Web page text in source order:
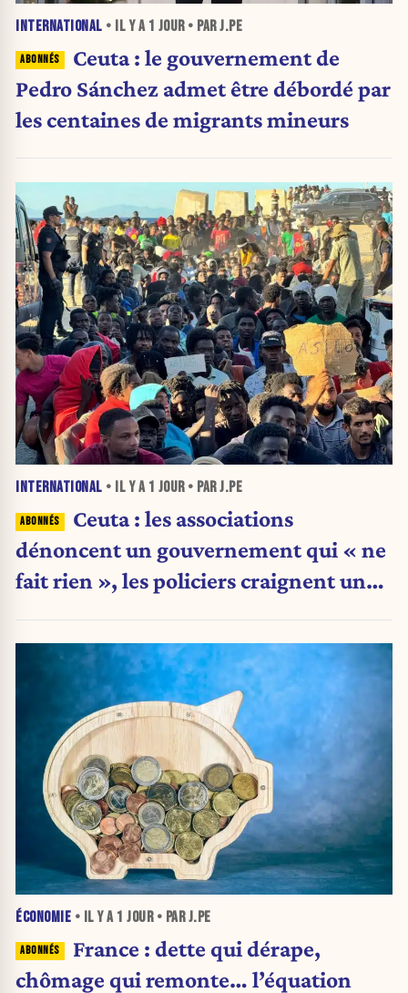
INTERNATIONAL • IL Y A 1 JOUR• PAR J.PE
Ceuta : le gouvernement de
Pedro Sánchez admet être débordé par
les centaines de migrants mineurs
INTERNATIONAL • IL Y A 1 JOUR• PAR J.PE
Ceuta : les associations
dénoncent un gouvernement qui « ne
fait rien », les policiers craignent une
ÉCONOMIE • IL Y A 1 JOUR• PAR J.PE
France : dette qui dérape,
chômage qui remonte… l’équation